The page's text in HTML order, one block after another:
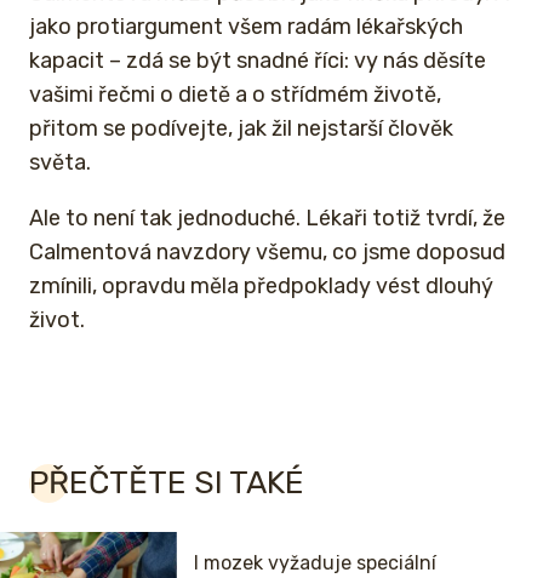
jako protiargument všem radám lékařských
kapacit – zdá se být snadné říci: vy nás děsíte
vašimi řečmi o dietě a o střídmém životě,
přitom se podívejte, jak žil nejstarší člověk
světa.
Ale to není tak jednoduché. Lékaři totiž tvrdí, že
Calmentová navzdory všemu, co jsme doposud
zmínili, opravdu měla předpoklady vést dlouhý
život.
PŘEČTĚTE SI TAKÉ
I mozek vyžaduje speciální